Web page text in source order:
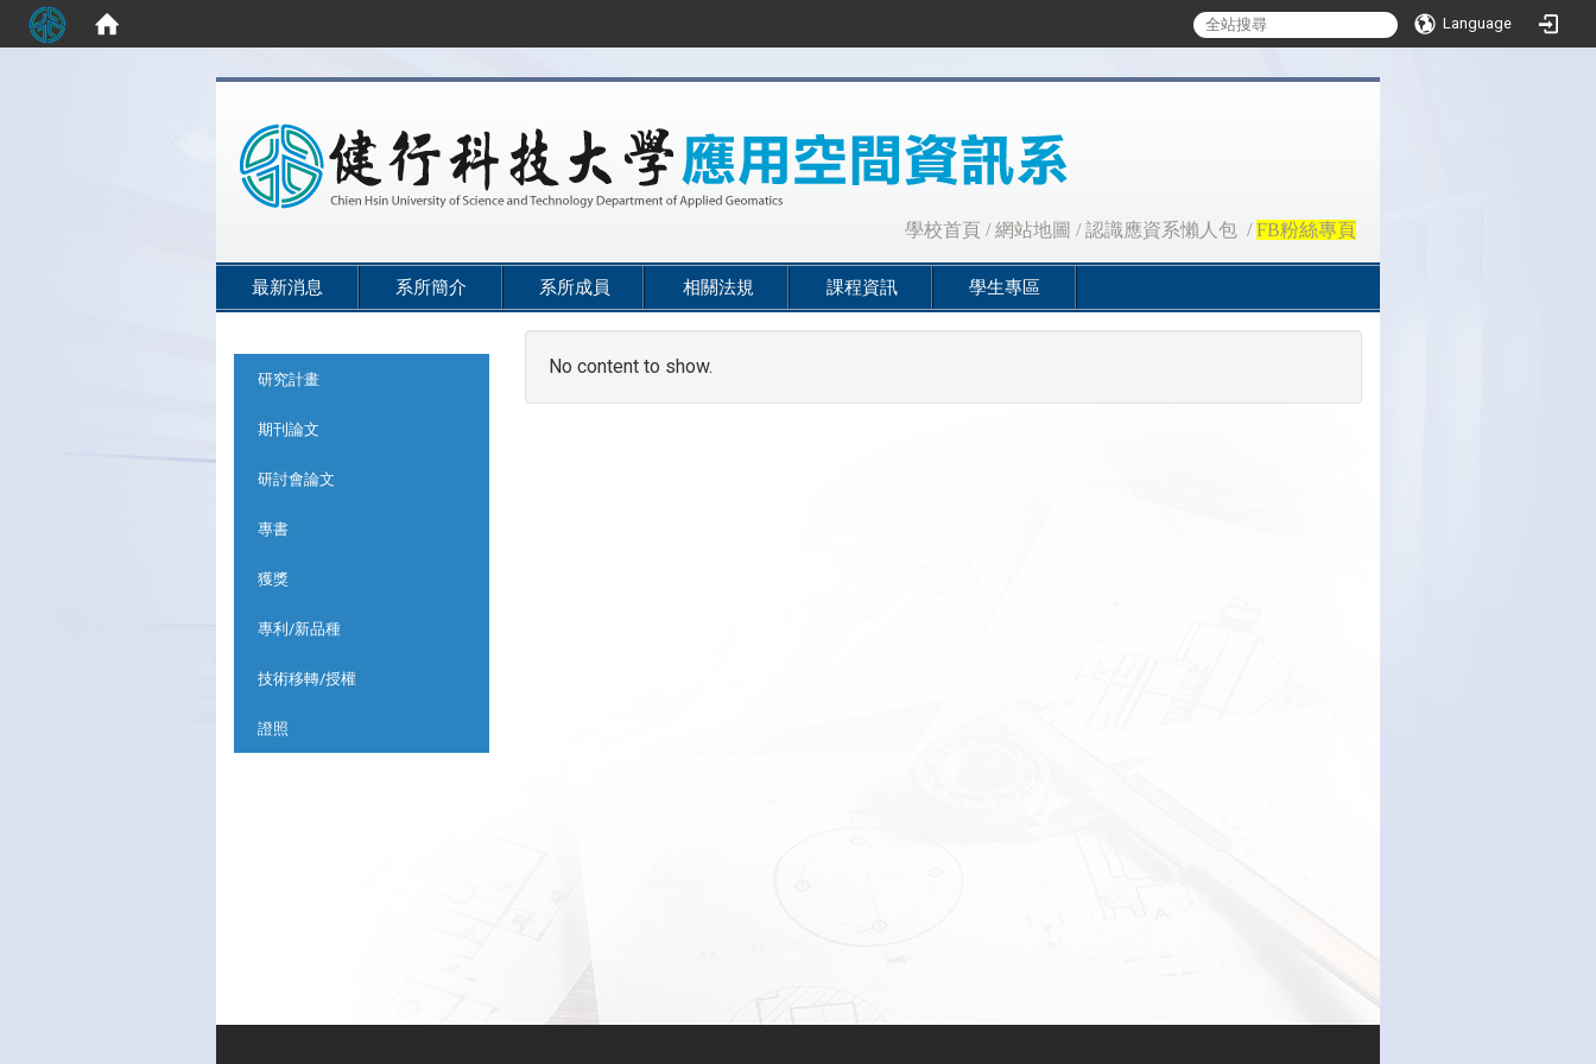
Language
學校首頁 /網站地圖 /認識應資系懶人包 /FB粉絲專頁
最新消息 系所簡介 系所成員 相關法規 課程資訊 學生專區
研究計畫
期刊論文
研討會論文
專書
獲獎
專利/新品種
技術移轉/授權
證照
No content to show.